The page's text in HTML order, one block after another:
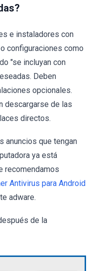
e instaladores con
configuraciones como
"se incluyan con
Deben
opcionales.
descargarse de las
directos.
anuncios que tengan
ya está
recomendamos
Antivirus para Android
adware.
de la